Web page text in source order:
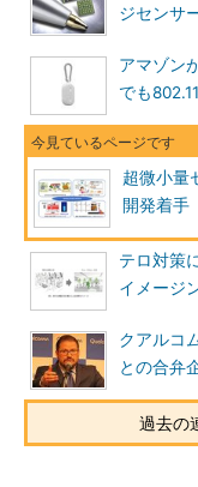
ジセンサ
アマゾン
でも
超微小量
開発着手
テロ対策
イメージ
クアルコ
との合弁
過去の